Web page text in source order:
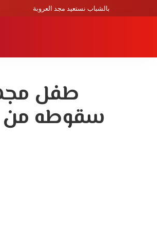
بالشباب نستعيد مجد العروبة
طفل
سقوطه من